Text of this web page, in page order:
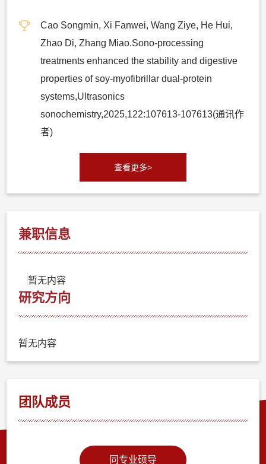
Cao Songmin, Xi Fanwei, Wang Ziye, He Hui,
Zhao Di, Zhang Miao.Sono-processing
treatments enhanced the stability and digestive
properties of soy-myofibrillar dual-protein
systems,Ultrasonics
sonochemistry,2025,122:107613-107613(通讯作
者)
查看更多>
兼职信息
暂无内容
研究方向
暂无内容
团队成员
同专业硕导